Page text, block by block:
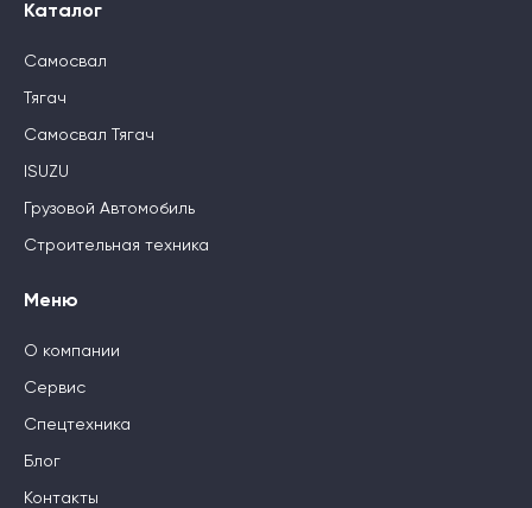
Каталог
Самосвал
Тягач
Самосвал Тягач
ISUZU
Грузовой Автомобиль
Строительная техника
Меню
О компании
Сервис
Спецтехника
Блог
Контакты